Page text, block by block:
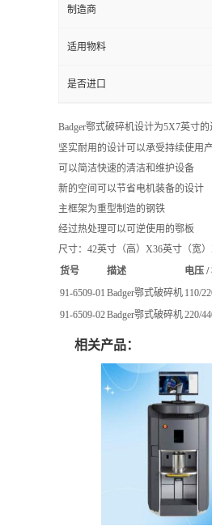
制造商
适用物料
是否进口
Badger鄂式破碎机设计为5X7英寸
坚实耐用的设计可以承受持续使用
可以简洁快速的清洁和维护设备
新的空间可以节省电机装备的设计
主框架为重型制造的钢铁
经过热处理可以可逆使用的鄂板
尺寸：42英寸（高）X36英寸（宽
货号
描述
电压 /
91-6509-01 Badger鄂式破碎机 110/
91-6509-02Badger鄂式破碎机220/
相关产品：